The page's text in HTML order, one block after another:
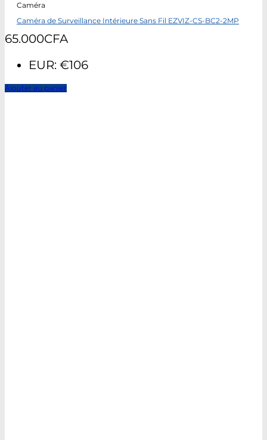
Caméra
Caméra de Surveillance Intérieure Sans Fil EZVIZ-CS-BC2-2MP
65.000CFA
EUR: €106
Ajouter au panier